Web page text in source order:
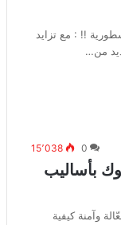
!! : مع تزايد
من…
0 15٬038
بأساليب
وآمنة كيفية